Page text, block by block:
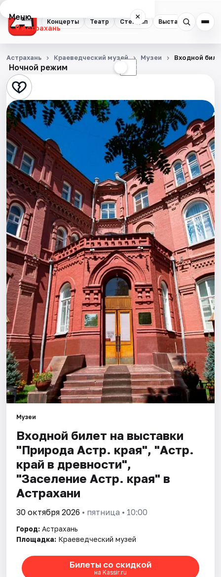
Концерты Театр Стендап Выставки
Меню ×
Астрахань
Концерты
Театр
Стендап
Выставки
Квесты
Экскурсии
Спорт
События
Города
Площадки
Артисты
Рейтинги
Ночной режим ☾
Астрахань Краеведческий музей Музеи Входной
Музеи
Входной билет на выставки
"Природа Астр. края", "Астр.
край в древности",
"Заселение Астр. края" в
Астрахани
30 октября 2026 • пятница • 10:00
Город: Астрахань
Площадка: Краеведческий музей
Билеты со скидкой
на Kassir.ru